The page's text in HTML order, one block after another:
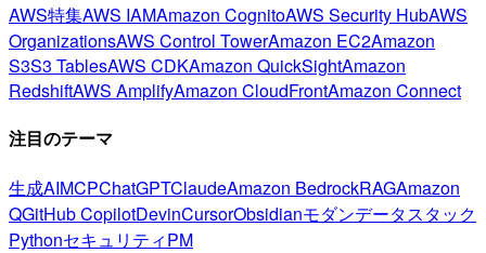
AWS特集AWS IAMAmazon CognitoAWS Security HubAWS
OrganizationsAWS Control TowerAmazon EC2Amazon
S3S3 TablesAWS CDKAmazon QuickSightAmazon
RedshiftAWS AmplifyAmazon CloudFrontAmazon Connect
注目のテーマ
生成AIMCPChatGPTClaudeAmazon BedrockRAGAmazon
QGitHub CopilotDevinCursorObsidianモダンデータスタック
PythonセキュリティPM